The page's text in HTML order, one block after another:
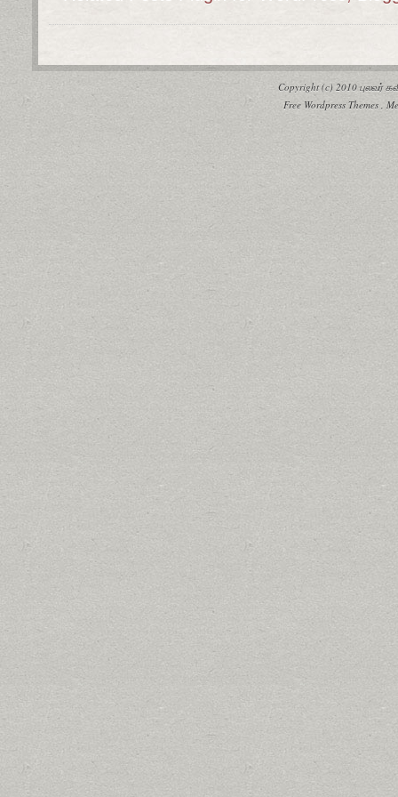
Copyright (c) 2010புலவர்
Free Wordpress Themes ,